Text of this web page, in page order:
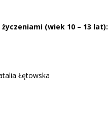
(wiek 10 – 13 lat):
Łętowska